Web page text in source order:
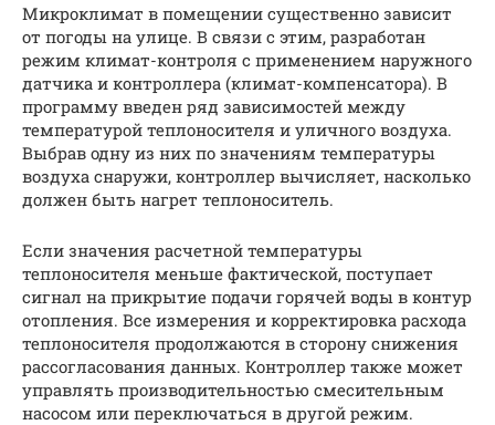
Микроклимат в помещении существенно зависит
от погоды на улице. В связи с этим, разработан
режим климат-контроля с применением наружного
датчика и контроллера (климат-компенсатора). В
программу введен ряд зависимостей между
температурой теплоносителя и уличного воздуха.
Выбрав одну из них по значениям температуры
воздуха снаружи, контроллер вычисляет, насколько
должен быть нагрет теплоноситель.
Если значения расчетной температуры
теплоносителя меньше фактической, поступает
сигнал на прикрытие подачи горячей воды в контур
отопления. Все измерения и корректировка расхода
теплоносителя продолжаются в сторону снижения
рассогласования данных. Контроллер также может
управлять производительностью смесительным
насосом или переключаться в другой режим.